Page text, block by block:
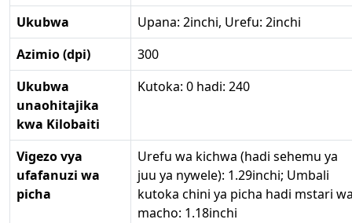
Ukubwa
Upana: 2inchi, Urefu: 2inchi
Azimio (dpi)
300
Ukubwa
unaohitajika
kwa Kilobaiti
Kutoka: 0 hadi: 240
Vigezo vya
ufafanuzi wa
picha
Urefu wa kichwa (hadi sehemu ya
juu ya nywele): 1.29inchi; Umbali
kutoka chini ya picha hadi mstari
macho: 1.18inchi